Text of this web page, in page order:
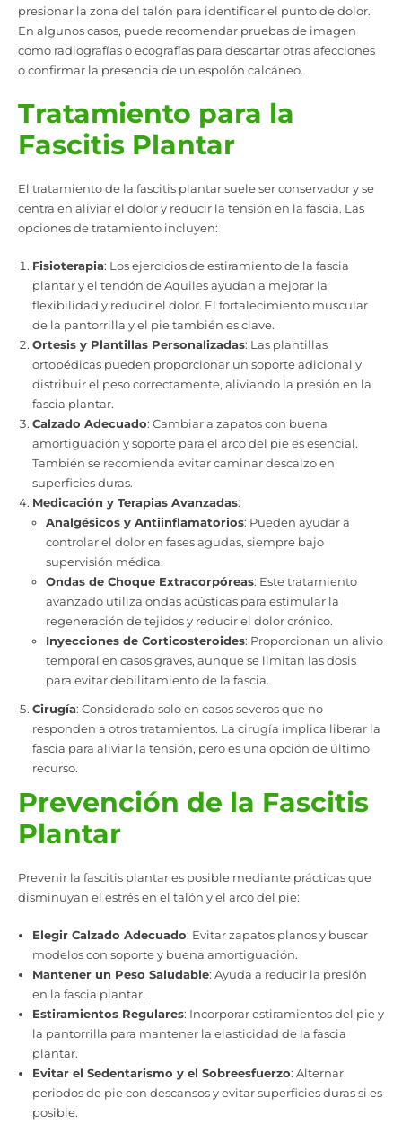
presionar la zona del talón para identificar el punto de dolor.
En algunos casos, puede recomendar pruebas de imagen
como radiografías o ecografías para descartar otras afecciones
o confirmar la presencia de un espolón calcáneo.
Tratamiento para la
Fascitis Plantar
El tratamiento de la fascitis plantar suele ser conservador y se
centra en aliviar el dolor y reducir la tensión en la fascia. Las
opciones de tratamiento incluyen:
Fisioterapia: Los ejercicios de estiramiento de la fascia
plantar y el tendón de Aquiles ayudan a mejorar la
flexibilidad y reducir el dolor. El fortalecimiento muscular
de la pantorrilla y el pie también es clave.
Ortesis y Plantillas Personalizadas: Las plantillas
ortopédicas pueden proporcionar un soporte adicional y
distribuir el peso correctamente, aliviando la presión en la
fascia plantar.
Calzado Adecuado: Cambiar a zapatos con buena
amortiguación y soporte para el arco del pie es esencial.
También se recomienda evitar caminar descalzo en
superficies duras.
Medicación y Terapias Avanzadas:
Analgésicos y Antiinflamatorios: Pueden ayudar a
controlar el dolor en fases agudas, siempre bajo
supervisión médica.
Ondas de Choque Extracorpóreas: Este tratamiento
avanzado utiliza ondas acústicas para estimular la
regeneración de tejidos y reducir el dolor crónico.
Inyecciones de Corticosteroides: Proporcionan un alivio
temporal en casos graves, aunque se limitan las dosis
para evitar debilitamiento de la fascia.
Cirugía: Considerada solo en casos severos que no
responden a otros tratamientos. La cirugía implica liberar la
fascia para aliviar la tensión, pero es una opción de último
recurso.
Prevención de la Fascitis
Plantar
Prevenir la fascitis plantar es posible mediante prácticas que
disminuyan el estrés en el talón y el arco del pie:
Elegir Calzado Adecuado: Evitar zapatos planos y buscar
modelos con soporte y buena amortiguación.
Mantener un Peso Saludable: Ayuda a reducir la presión
en la fascia plantar.
Estiramientos Regulares: Incorporar estiramientos del pie y
la pantorrilla para mantener la elasticidad de la fascia
plantar.
Evitar el Sedentarismo y el Sobreesfuerzo: Alternar
periodos de pie con descansos y evitar superficies duras si es
posible.